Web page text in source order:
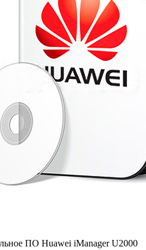
ПО Huawei iManager U2000